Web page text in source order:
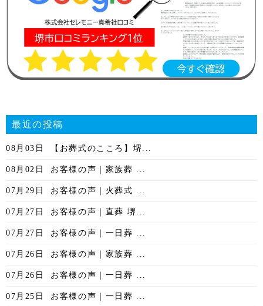
最近の投稿
08月03日 【お葬式のこころ】堺...
08月02日 お客様の声｜家族葬 ...
07月29日 お客様の声｜火葬式 ...
07月27日 お客様の声｜直葬 堺...
07月27日 お客様の声｜一日葬 ...
07月26日 お客様の声｜家族葬 ...
07月26日 お客様の声｜一日葬 ...
07月25日 お客様の声｜一日葬 ...